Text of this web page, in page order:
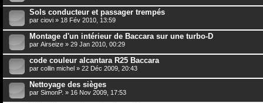
Sols conducteur et passager trempés
par ciovi » 18 Fév 2010, 13:59
Montage d'un intérieur de Baccara sur une turbo-D
par Airseize » 29 Jan 2010, 00:29
code couleur alcantara R25 Baccara
par collin michel » 22 Déc 2009, 20:43
Nettoyage des sièges
par SimonP. » 16 Nov 2009, 17:53